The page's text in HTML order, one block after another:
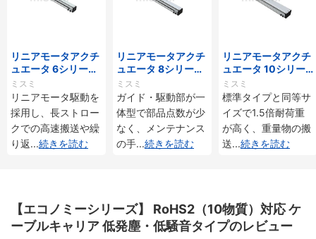
リニアモータアクチ
ュエータ 6シリーズ
標準タイプ インクリ
メンタル・アブソリ
ュート仕様
ミスミ
リニアモータ駆動を
採用し、長ストロー
クでの高速搬送や繰
り返...続きを読む
リニアモータアクチ
ュエータ 8シリーズ
標準タイプ インクリ
メンタル・アブソリ
ュート仕様
ミスミ
ガイド・駆動部が一
体型で部品点数が少
なく、メンテナンス
の手...続きを読む
リニアモータアクチ
ュエータ 10シリー
ズ 標準タイプ 重荷
重 インクリメンタ
ル・アブソリュート
仕様
ミスミ
標準タイプと同等サ
イズで1.5倍耐荷重
が高く、重量物の搬
送...続きを読む
【エコノミーシリーズ】 RoHS2（10物質）対応 ケ
ーブルキャリア 低発塵・低騒音タイプのレビュー